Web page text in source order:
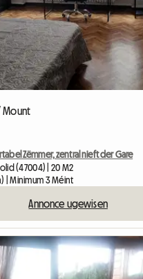
Mount
Zëmmer, zentral nieft der Gare
(47004) | 20 M2
| Minimum 3 Méint
Annonce ugewisen